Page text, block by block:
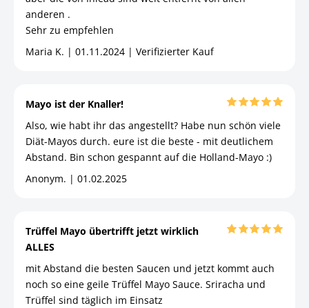
anderen .
Sehr zu empfehlen
Maria K. | 01.11.2024 | Verifizierter Kauf
Mayo ist der Knaller!
Also, wie habt ihr das angestellt? Habe nun schön viele
Diät-Mayos durch. eure ist die beste - mit deutlichem
Abstand. Bin schon gespannt auf die Holland-Mayo :)
Anonym. | 01.02.2025
Trüffel Mayo übertrifft jetzt wirklich
ALLES
mit Abstand die besten Saucen und jetzt kommt auch
noch so eine geile Trüffel Mayo Sauce. Sriracha und
Trüffel sind täglich im Einsatz